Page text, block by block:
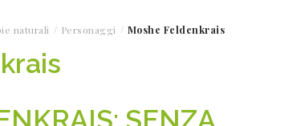
naturali Personaggi Moshe Feldenkrais
SENZA